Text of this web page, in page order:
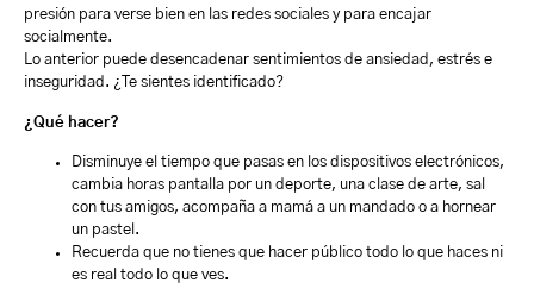
presión para verse bien en las redes sociales y para encajar
socialmente.
Lo anterior puede desencadenar sentimientos de ansiedad, estrés e
inseguridad. ¿Te sientes identificado?
¿Qué hacer?
Disminuye el tiempo que pasas en los dispositivos electrónicos,
cambia horas pantalla por un deporte, una clase de arte, sal
con tus amigos, acompaña a mamá a un mandado o a hornear
un pastel.
Recuerda que no tienes que hacer público todo lo que haces ni
es real todo lo que ves.